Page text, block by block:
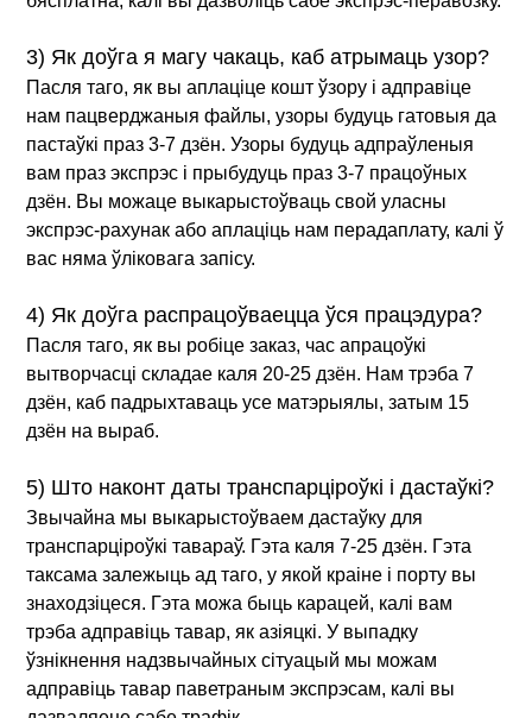
3) Як доўга я магу чакаць, каб атрымаць узор?
Пасля таго, як вы аплаціце кошт ўзору і адправіце
нам пацверджаныя файлы, узоры будуць гатовыя да
пастаўкі праз 3-7 дзён. Узоры будуць адпраўленыя
вам праз экспрэс і прыбудуць праз 3-7 працоўных
дзён. Вы можаце выкарыстоўваць свой уласны
экспрэс-рахунак або аплаціць нам перадаплату, калі ў
вас няма ўліковага запісу.
4) Як доўга распрацоўваецца ўся працэдура?
Пасля таго, як вы робіце заказ, час апрацоўкі
вытворчасці складае каля 20-25 дзён. Нам трэба 7
дзён, каб падрыхтаваць усе матэрыялы, затым 15
дзён на выраб.
5) Што наконт даты транспарціроўкі і дастаўкі?
Звычайна мы выкарыстоўваем дастаўку для
транспарціроўкі тавараў. Гэта каля 7-25 дзён. Гэта
таксама залежыць ад таго, у якой краіне і порту вы
знаходзіцеся. Гэта можа быць карацей, калі вам
трэба адправіць тавар, як азіяцкі. У выпадку
ўзнікнення надзвычайных сітуацый мы можам
адправіць тавар паветраным экспрэсам, калі вы